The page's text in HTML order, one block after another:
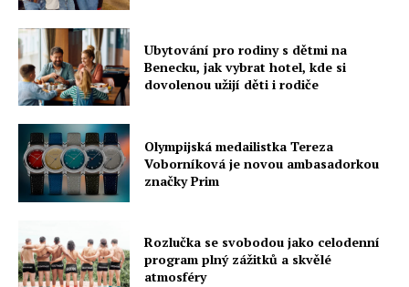
Ubytování pro rodiny s dětmi na
Benecku, jak vybrat hotel, kde si
dovolenou užijí děti i rodiče
Olympijská medailistka Tereza
Voborníková je novou ambasadorkou
značky Prim
Rozlučka se svobodou jako celodenní
program plný zážitků a skvělé
atmosféry